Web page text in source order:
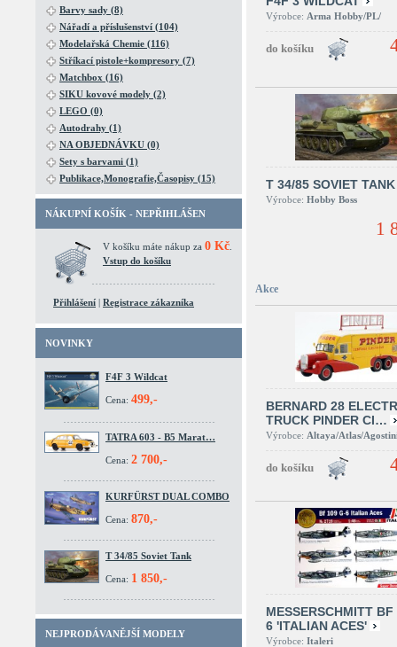
Barvy sady (8)
Nářadí a příslušenství (104)
Modelařská Chemie (116)
Stříkací pistole+kompresory (7)
Matchbox (16)
SIKU kovové modely (2)
LEGO (0)
Autodrahy (1)
NA OBJEDNÁVKU (0)
Sety s barvami (1)
Publikace,Monografie,Časopisy (15)
NÁKUPNÍ KOŠÍK - NEPŘIHLÁŠEN
V košíku máte nákup za 0 Kč
Vstup do košíku
Přihlášení | Registrace zákazníka
NOVINKY
F4F 3 Wildcat
Cena: 499,-
TATRA 603 - B5 Marat…
Cena: 2 700,-
KURFÜRST DUAL COMBO
Cena: 870,-
T 34/85 Soviet Tank
Cena: 1 850,-
NEJPRODÁVANĚJŠÍ MODELY
Výrobce: Arma Hobby/PL/
T 34/85 SOVIET TANK
Výrobce: Hobby Boss
1
Akce
BERNARD 28
TRUCK PINDER CI…
Výrobce: Altaya/Atlas/
MESSERSCHMITT
6 'ITALIAN ACES'
Výrobce: Italeri